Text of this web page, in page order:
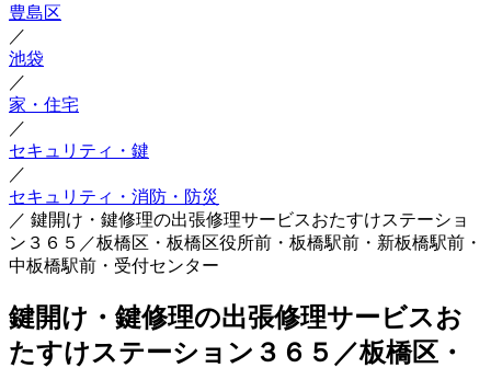
豊島区
／
池袋
／
家・住宅
／
セキュリティ・鍵
／
セキュリティ・消防・防災
／ 鍵開け・鍵修理の出張修理サービスおたすけステーショ
ン３６５／板橋区・板橋区役所前・板橋駅前・新板橋駅前・
中板橋駅前・受付センター
鍵開け・鍵修理の出張修理サービスお
たすけステーション３６５／板橋区・